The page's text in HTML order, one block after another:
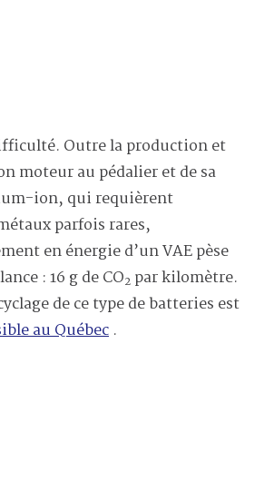
Outre la production et
moteur au pédalier et de sa
ion, qui requièrent
parfois rares,
en énergie d’un VAE pèse
: 16 g de CO2 par kilomètre.
de ce type de batteries est
au Québec .